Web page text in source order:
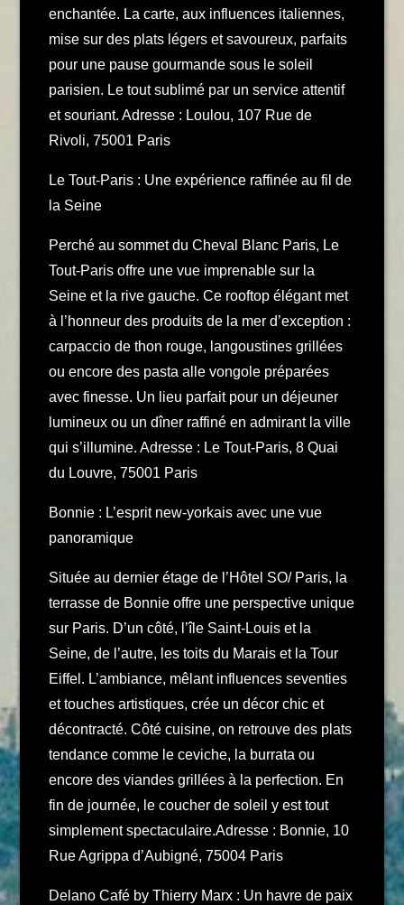
enchantée. La carte, aux influences italiennes,
mise sur des plats légers et savoureux, parfaits
pour une pause gourmande sous le soleil
parisien. Le tout sublimé par un service attentif
et souriant. Adresse : Loulou, 107 Rue de
Rivoli, 75001 Paris
Le Tout-Paris : Une expérience raffinée au fil de
la Seine
Perché au sommet du Cheval Blanc Paris, Le
Tout-Paris offre une vue imprenable sur la
Seine et la rive gauche. Ce rooftop élégant met
à l’honneur des produits de la mer d’exception :
carpaccio de thon rouge, langoustines grillées
ou encore des pasta alle vongole préparées
avec finesse. Un lieu parfait pour un déjeuner
lumineux ou un dîner raffiné en admirant la ville
qui s’illumine. Adresse : Le Tout-Paris, 8 Quai
du Louvre, 75001 Paris
Bonnie : L’esprit new-yorkais avec une vue
panoramique
Située au dernier étage de l’Hôtel SO/ Paris, la
terrasse de Bonnie offre une perspective unique
sur Paris. D’un côté, l’île Saint-Louis et la
Seine, de l’autre, les toits du Marais et la Tour
Eiffel. L’ambiance, mêlant influences seventies
et touches artistiques, crée un décor chic et
décontracté. Côté cuisine, on retrouve des plats
tendance comme le ceviche, la burrata ou
encore des viandes grillées à la perfection. En
fin de journée, le coucher de soleil y est tout
simplement spectaculaire.Adresse : Bonnie, 10
Rue Agrippa d’Aubigné, 75004 Paris
Delano Café by Thierry Marx : Un havre de paix